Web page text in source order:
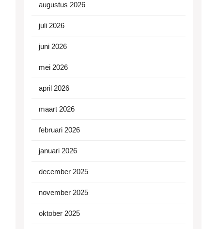
augustus 2026
juli 2026
juni 2026
mei 2026
april 2026
maart 2026
februari 2026
januari 2026
december 2025
november 2025
oktober 2025